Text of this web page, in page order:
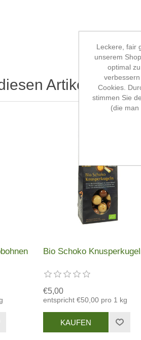
Artikel
Bio Schoko
€5,00
entspricht €50,00 pro 1 kg
Leckere, fair
unserem
optimal
Cookies.
stimmen Sie
(die man